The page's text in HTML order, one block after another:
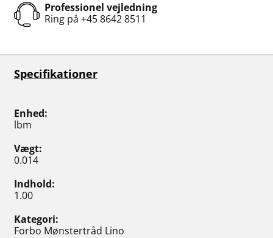
Professionel vejledning
Ring på +45 8642 8511
Specifikationer
Enhed
lbm
Vægt
0.014
Indhold
1.00
Kategori
Forbo Mønstertråd Lino